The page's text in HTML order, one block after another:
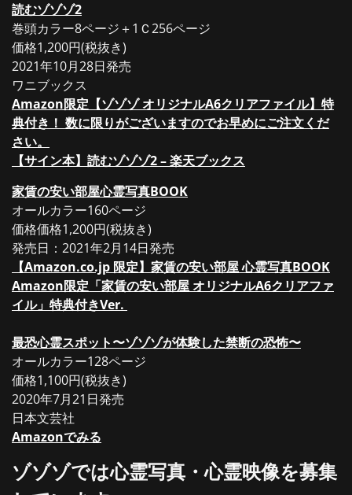
読むゾゾゾ2
巻頭カラー8ページ＋1Ｃ256ページ
価格1,200円(税抜き)
2021年10月28日発売
ワニブックス
Amazon限定【ゾゾゾ オリジナルA6クリアファイル】特
典付き！ 数に限りがございますのでお早めにご注文くだ
さい。
【サイン本】読むゾゾゾ2 – 楽天ブックス
家賃の安い部屋心霊写真BOOK
オールカラー160ページ
価格価格1,200円(税抜き)
発売日：2021年2月14日発売
【Amazon.co.jp 限定】家賃の安い部屋 心霊写真BOOK
Amazon限定「家賃の安い部屋 オリジナルA6クリアファ
イル」特典付きVer.
最恐心霊スポット〜ゾゾゾが体験した禁断の恐怖〜
オールカラー128ページ
価格1,100円(税抜き)
2020年7月21日発売
日本文芸社
Amazonでみる
ゾゾゾでは心霊写真・心霊映像を募集